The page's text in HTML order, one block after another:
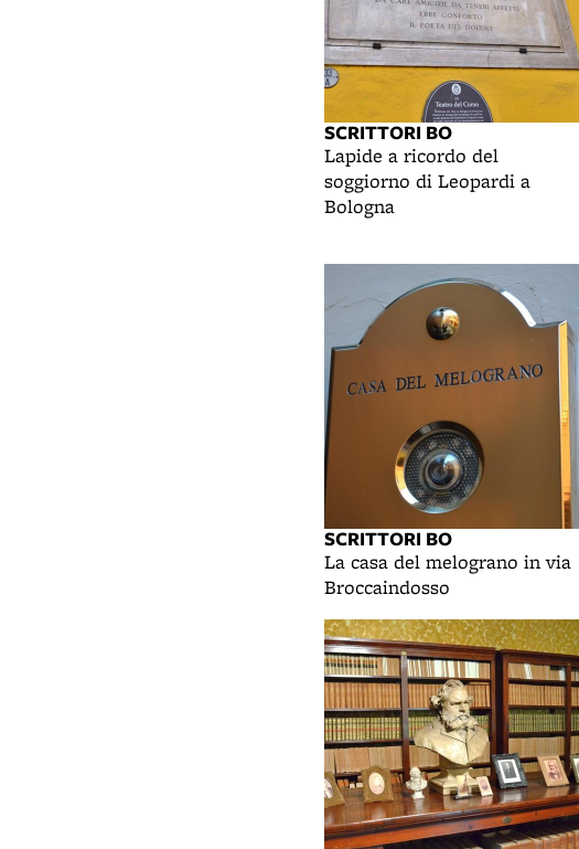
SCRITTORI BO
Lapide a ricordo del
soggiorno di Leopardi a
Bologna
SCRITTORI BO
La casa del melograno in via
Broccaindosso